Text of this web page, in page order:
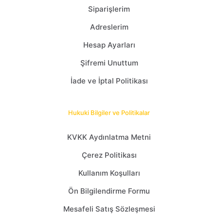
Siparişlerim
Adreslerim
Hesap Ayarları
Şifremi Unuttum
İade ve İptal Politikası
Hukuki Bilgiler ve Politikalar
KVKK Aydınlatma Metni
Çerez Politikası
Kullanım Koşulları
Ön Bilgilendirme Formu
Mesafeli Satış Sözleşmesi